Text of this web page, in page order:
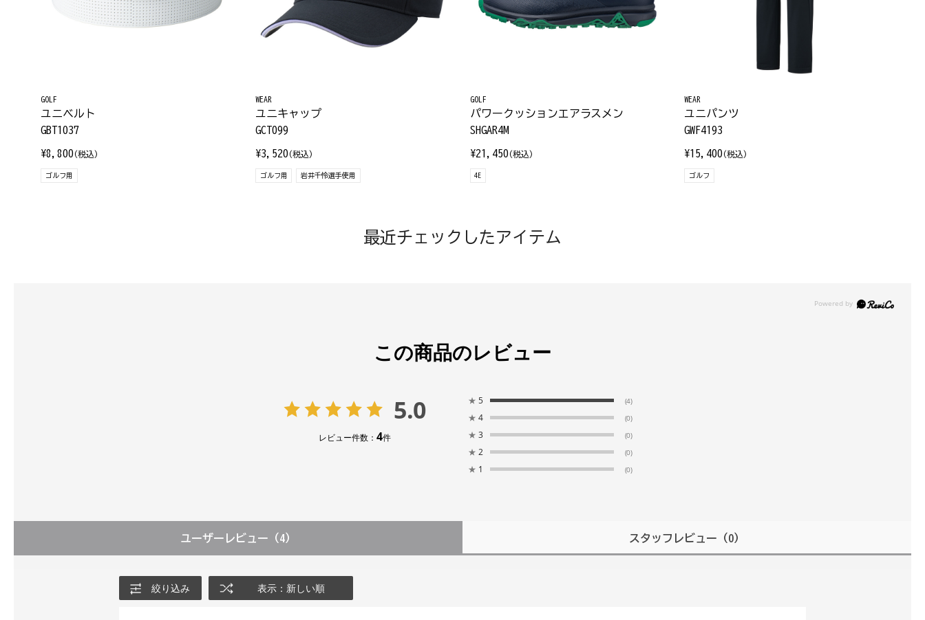
GOLF
ユニベルト
GBT1037
¥8,800 (税込)
ゴルフ用
WEAR
ユニキャップ
GCT099
¥3,520 (税込)
ゴルフ用 岩井千怜選手使用
GOLF
パワークッションエアラスメン
SHGAR4M
¥21,450 (税込)
4E
WEAR
ユニパンツ
GWF4193
¥15,400 (税込)
ゴルフ
最近チェックしたアイテム
この商品のレビュー
5.0
レビュー件数： 4件
★ 5 (4)
★ 4 (0)
★ 3 (0)
★ 2 (0)
★ 1 (0)
ユーザーレビュー （4） スタッフレビュー （0）
絞り込み 表示：新しい順